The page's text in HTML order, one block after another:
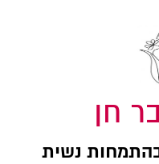
נשית
חן